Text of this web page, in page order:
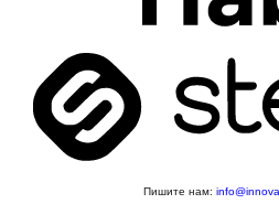
Пишите нам: